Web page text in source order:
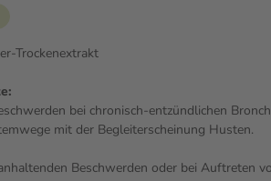
Trockenextrakt
bei chronisch-entzündlichen
mit der Begleiterscheinung Husten.
Beschwerden oder bei Auftreten